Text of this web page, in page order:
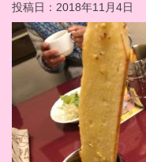
投稿日： 2018年11月4日